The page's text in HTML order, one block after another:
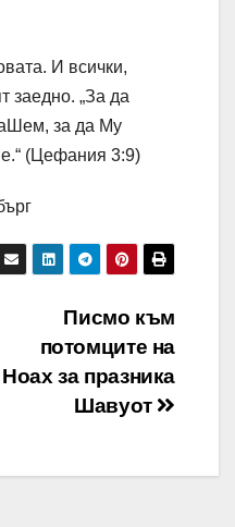
И всички,
заедно. „За да
за да Му
(Цефания 3:9)
Писмо към
потомците на
Ноах за празника
Шавуот